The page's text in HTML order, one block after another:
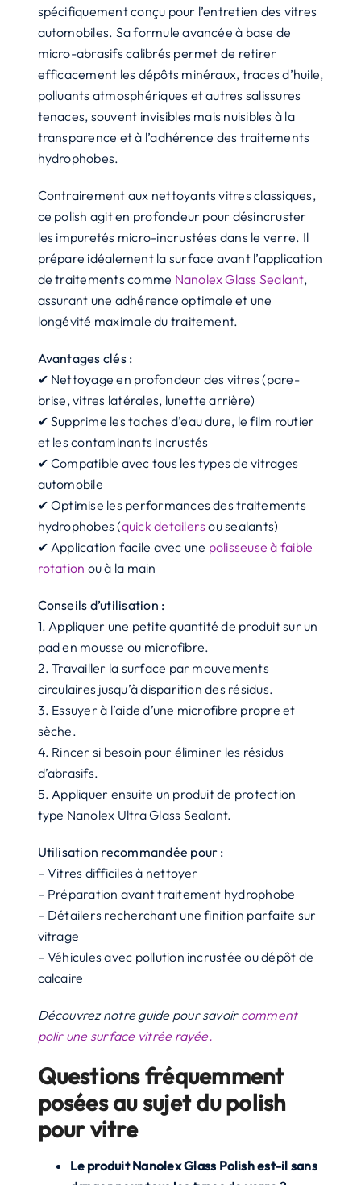
spécifiquement conçu pour l’entretien des vitres
automobiles. Sa formule avancée à base de
micro-abrasifs calibrés permet de retirer
efficacement les dépôts minéraux, traces d’huile,
polluants atmosphériques et autres salissures
tenaces, souvent invisibles mais nuisibles à la
transparence et à l’adhérence des traitements
hydrophobes.
Contrairement aux nettoyants vitres classiques,
ce polish agit en profondeur pour désincruster
les impuretés micro-incrustées dans le verre. Il
prépare idéalement la surface avant l’application
de traitements comme Nanolex Glass Sealant,
assurant une adhérence optimale et une
longévité maximale du traitement.
Avantages clés :
✔ Nettoyage en profondeur des vitres (pare-
brise, vitres latérales, lunette arrière)
✔ Supprime les taches d’eau dure, le film routier
et les contaminants incrustés
✔ Compatible avec tous les types de vitrages
automobile
✔ Optimise les performances des traitements
hydrophobes (quick detailers ou sealants)
✔ Application facile avec une polisseuse à faible
rotation ou à la main
Conseils d’utilisation :
1. Appliquer une petite quantité de produit sur un
pad en mousse ou microfibre.
2. Travailler la surface par mouvements
circulaires jusqu’à disparition des résidus.
3. Essuyer à l’aide d’une microfibre propre et
sèche.
4. Rincer si besoin pour éliminer les résidus
d’abrasifs.
5. Appliquer ensuite un produit de protection
type Nanolex Ultra Glass Sealant.
Utilisation recommandée pour :
– Vitres difficiles à nettoyer
– Préparation avant traitement hydrophobe
– Détailers recherchant une finition parfaite sur
vitrage
– Véhicules avec pollution incrustée ou dépôt de
calcaire
Découvrez notre guide pour savoir comment
polir une surface vitrée rayée.
Questions fréquemment
posées au sujet du polish
pour vitre
Le produit Nanolex Glass Polish est-il sans